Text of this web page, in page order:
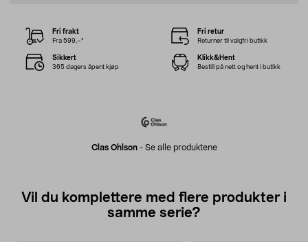
Clas Ohlson- Se alle produktene
Fri frakt
Fra 599,–*
Fri retur
Returner til valgfri butikk
Sikkert
365 dagers åpent kjøp
Klikk&Hent
Bestill på nett og hent i butikk
Vil du komplettere med flere produkter i
samme serie?